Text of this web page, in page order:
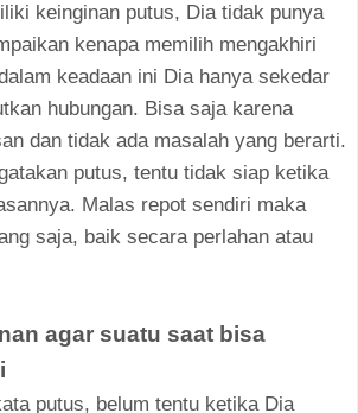
keinginan putus, Dia tidak punya
kenapa memilih mengakhiri
keadaan ini Dia hanya sekedar
hubungan. Bisa saja karena
dan tidak ada masalah yang berarti.
putus, tentu tidak siap ketika
Malas repot sendiri maka
saja, baik secara perlahan atau
agar suatu saat bisa
putus, belum tentu ketika Dia